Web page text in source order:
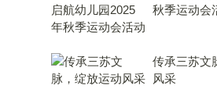
秋季运动会
传承三苏文
风采